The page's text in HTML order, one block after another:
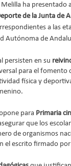
Melilla ha presentado
de la Junta de
a las
Autónoma de
persisten en su
para el fomento
física y
para Primaria
que los
de organismos
el escrito firmado por